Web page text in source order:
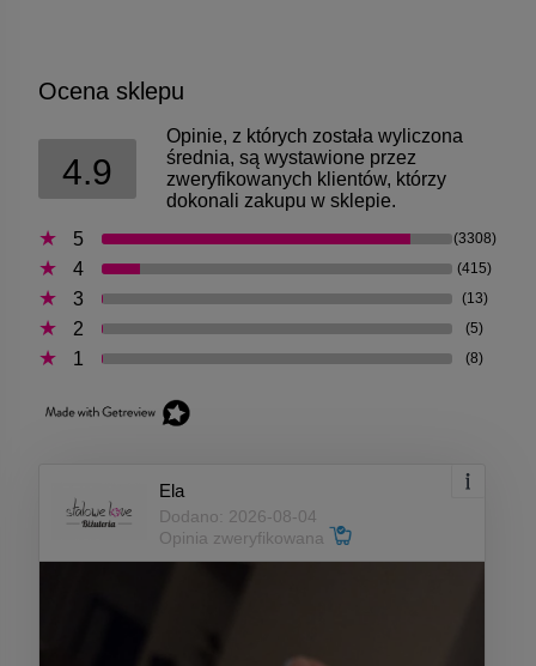
Ocena sklepu
4.9
Opinie, z których została wyliczona
średnia, są wystawione przez
zweryfikowanych klientów, którzy
dokonali zakupu w sklepie.
5
(3308)
4 (415)
3 (13)
2 (5)
1 (8)
Ela
Dodano: 2026-08-04
Opinia zweryfikowana